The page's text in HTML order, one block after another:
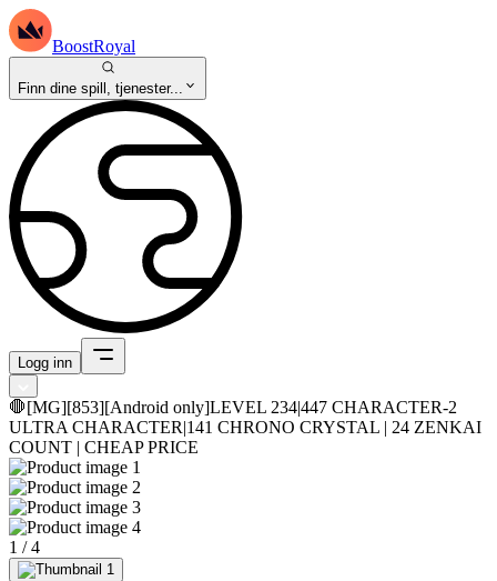
BoostRoyal
Finn dine spill, tjenester...
Logg inn
🛑[MG][853][Android only]LEVEL 234|447 CHARACTER-2
ULTRA CHARACTER|141 CHRONO CRYSTAL | 24 ZENKAI
COUNT | CHEAP PRICE
1 /4